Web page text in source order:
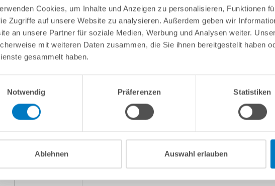
Cookies, um Inhalte und Anzeigen zu personalisieren, Funktionen
Zugriffe auf unsere Website zu analysieren. Außerdem geben wir
an unsere Partner für soziale Medien, Werbung und Analysen weiter.
mit weiteren Daten zusammen, die Sie ihnen bereitgestellt haben
gesammelt haben.
Notwendig
Präferenzen Statistiken
Ablehnen Auswahl erlauben
Ovalbecken
Solarabdeckung
Achtformbecken
Ganzjahrespoolabdeckplane (PE-Plane)
Aufblasbare Abdeckung